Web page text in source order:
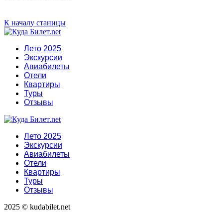
К началу станицы
Лето 2025
Экскурсии
Авиабилеты
Отели
Квартиры
Туры
Отзывы
Лето 2025
Экскурсии
Авиабилеты
Отели
Квартиры
Туры
Отзывы
2025 © kudabilet.net